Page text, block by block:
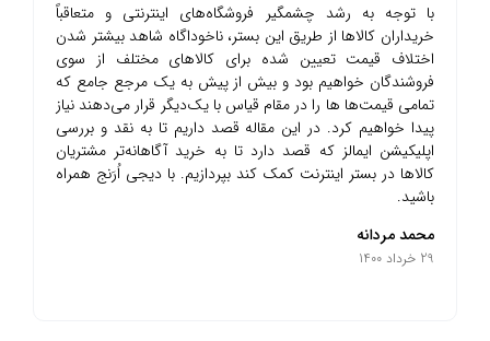
با توجه به رشد چشمگیر فروشگاه‌های اینترنتی و متعاقباً
خریداران کالاها از طریق این بستر، ناخوداگاه شاهد بیشتر شدن
اختلاف قیمت تعیین شده برای کالاهای مختلف از سوی
فروشندگان خواهیم بود و بیش از پیش به یک مرجع جامع که
تمامی قیمت‌ها ها را در مقام قیاس با یک‌دیگر قرار می‌دهند نیاز
پیدا خواهیم کرد. در این مقاله قصد داریم تا به نقد و بررسی
اپلیکیشن ایمالز که قصد دارد تا به خرید آگاهانه‌تر مشتریان
کالاها در بستر اینترنت کمک کند بپردازیم. با دیجی اُرَنج همراه
باشید.
محمد مردانه
29 خرداد 1400